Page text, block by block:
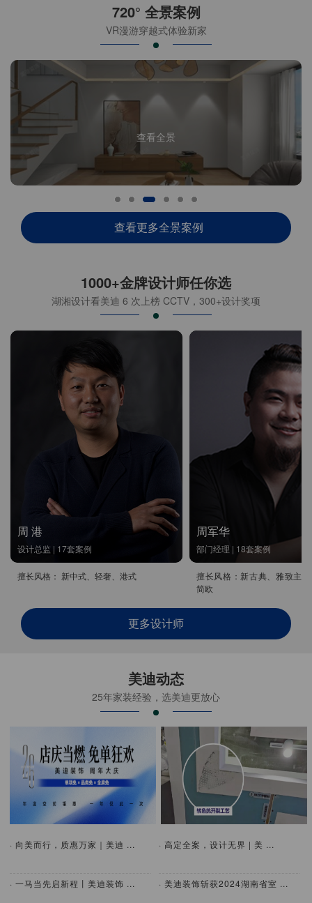
720° 全景案例
VR漫游穿越式体验新家
查看全景
查看更多全景案例
1000+金牌设计师任你选
湖湘设计看美迪 6 次上榜 CCTV，300+设计奖项
周 港
设计总监 | 17套案例
擅长风格： 新中式、轻奢、港式
周军华
部门经理 | 18套案例
擅长风格：新古典、雅致主
简欧
更多设计师
美迪动态
25年家装经验，选美迪更放心
· 向美而行，质惠万家｜美迪 ...
· 一马当先启新程丨美迪装饰 ...
· 高定全案，设计无界 | 美 ...
· 美迪装饰斩获2024湖南省室 ...